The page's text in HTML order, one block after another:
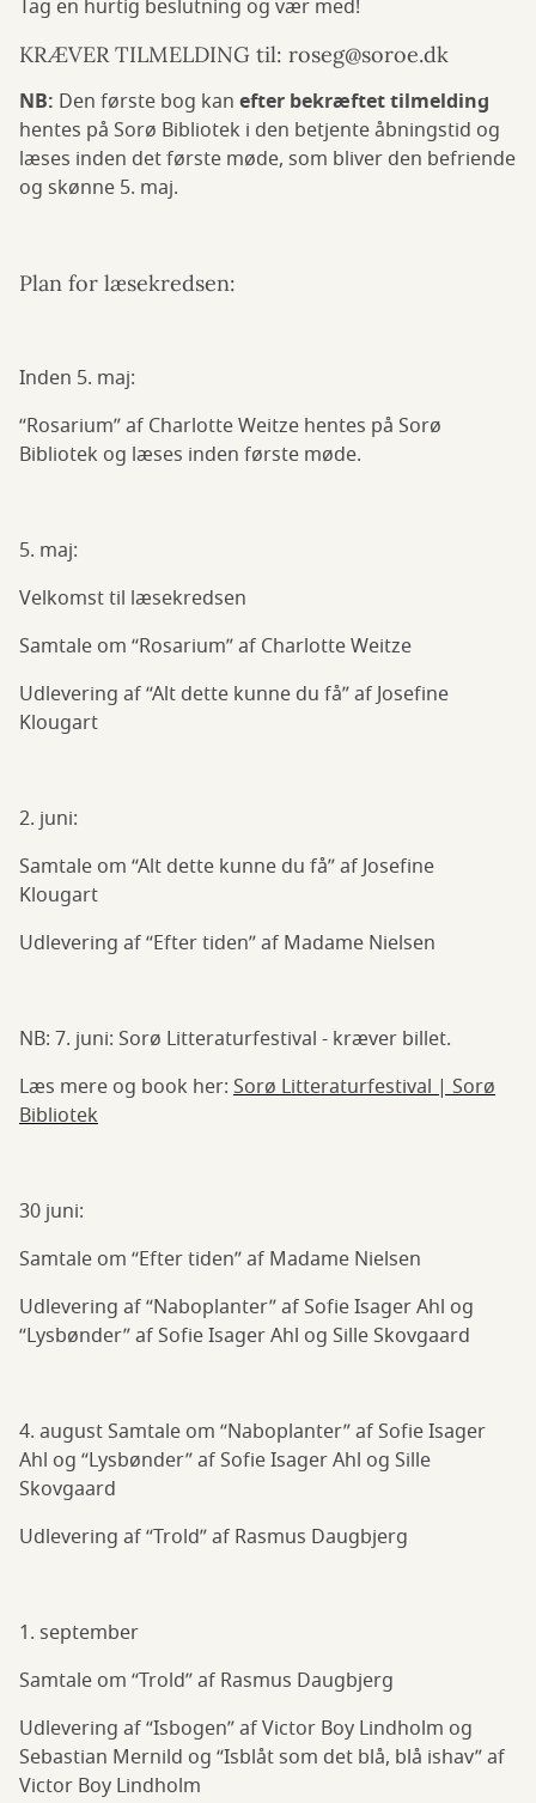
Tag en hurtig beslutning og vær med!
KRÆVER TILMELDING til: roseg@soroe.dk
NB: Den første bog kan efter bekræftet tilmelding
hentes på Sorø Bibliotek i den betjente åbningstid og
læses inden det første møde, som bliver den befriende
og skønne 5. maj.
Plan for læsekredsen:
Inden 5. maj:
“Rosarium” af Charlotte Weitze hentes på Sorø
Bibliotek og læses inden første møde.
5. maj:
Velkomst til læsekredsen
Samtale om “Rosarium” af Charlotte Weitze
Udlevering af “Alt dette kunne du få” af Josefine
Klougart
2. juni:
Samtale om “Alt dette kunne du få” af Josefine
Klougart
Udlevering af “Efter tiden” af Madame Nielsen
NB: 7. juni: Sorø Litteraturfestival - kræver billet.
Læs mere og book her: Sorø Litteraturfestival | Sorø
Bibliotek
30 juni:
Samtale om “Efter tiden” af Madame Nielsen
Udlevering af “Naboplanter” af Sofie Isager Ahl og
“Lysbønder” af Sofie Isager Ahl og Sille Skovgaard
4. august Samtale om “Naboplanter” af Sofie Isager
Ahl og “Lysbønder” af Sofie Isager Ahl og Sille
Skovgaard
Udlevering af “Trold” af Rasmus Daugbjerg
1. september
Samtale om “Trold” af Rasmus Daugbjerg
Udlevering af “Isbogen” af Victor Boy Lindholm og
Sebastian Mernild og “Isblåt som det blå, blå ishav” af
Victor Boy Lindholm